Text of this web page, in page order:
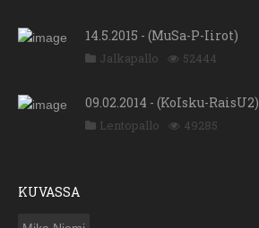
14.5.2015 - (MuSa-P-Iirot)
Jalkapallo 52444
09.02.2014 - (KoIsku-RaisU2)
Lentopallo 49285
KUVASSA